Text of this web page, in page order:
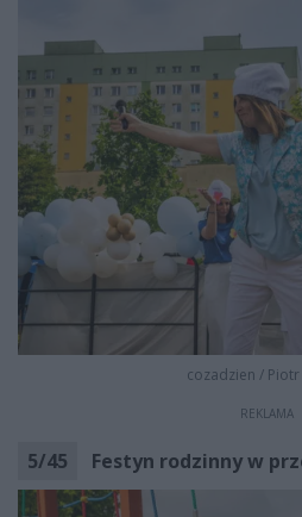
cozadzien /
REKLAMA
5/45 Festyn rodzinny w